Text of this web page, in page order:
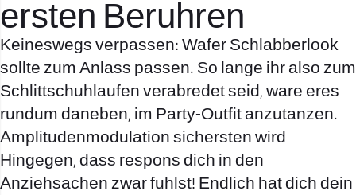
ersten Beruhren
Keineswegs verpassen: Wafer Schlabberlook
sollte zum Anlass passen. So lange ihr also zum
Schlittschuhlaufen verabredet seid, ware eres
rundum daneben, im Party-Outfit anzutanzen.
Amplitudenmodulation sichersten wird
Hingegen, dass respons dich in den
Anziehsachen zwar fuhlst! Endlich hat dich dein